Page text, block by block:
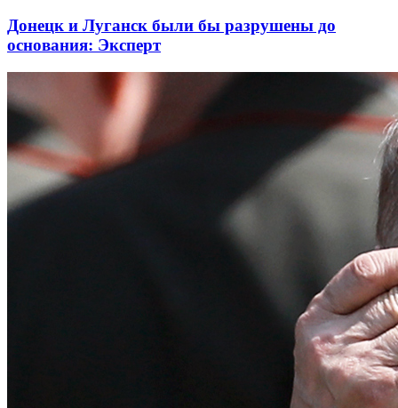
Донецк и Луганск были бы разрушены до
основания: Эксперт